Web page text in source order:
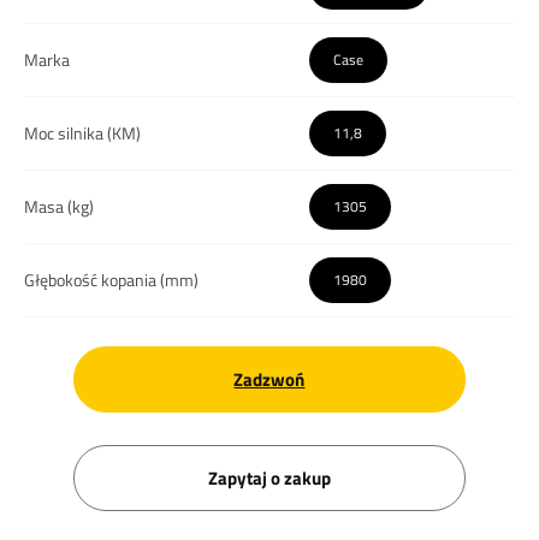
Marka Case
Moc silnika (KM) 11,8
Masa (kg) 1305
Głębokość kopania (mm) 1980
Zadzwoń
Zapytaj o zakup